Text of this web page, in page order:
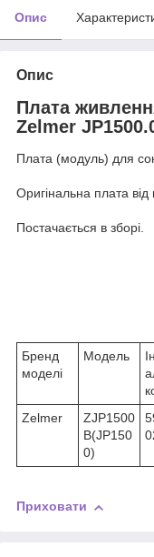
Опис
Опис
Плата
Zelmer
Плата (модуль) для
Оригінальна плата від
Постачається в зборі.
Бренд
моделі
Модель
Zelmer
ZJP1500
B(JP150
0)
Приховати